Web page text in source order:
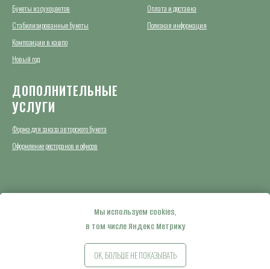
Мы используем cookies,
в том числе Яндекс Метрику
OK, БОЛЬШЕ НЕ ПОКАЗЫВАТЬ
Букеты из сухоцветов
Стабилизированные букеты
Композиции в кашпо
Новый год
Оплата и доставка
Полезная информация
ДОПОЛНИТЕЛЬНЫЕ
УСЛУГИ
Форма для заказа авторского букета
Оформление ресторанов и офисов
Данный сайт носит информационный характер и не является публичной офертой